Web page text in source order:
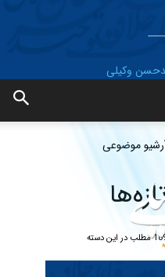
وکیلی
موضوعی
در این دسته